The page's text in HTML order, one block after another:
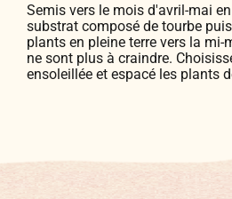
Semis vers le mois d'avril-mai
substrat composé de tourbe
plants en pleine terre vers la mi-
ne sont plus à craindre.
ensoleillée et espacé les plants